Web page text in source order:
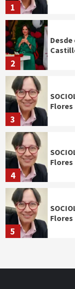
1
2
3
Flores
4
Flores
5
Flores